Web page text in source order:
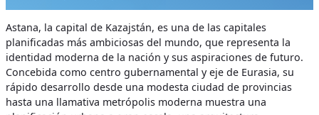
Astana, la capital de Kazajstán, es una de las capitales
planificadas más ambiciosas del mundo, que representa la
identidad moderna de la nación y sus aspiraciones de futuro.
Concebida como centro gubernamental y eje de Eurasia, su
rápido desarrollo desde una modesta ciudad de provincias
hasta una llamativa metrópolis moderna muestra una